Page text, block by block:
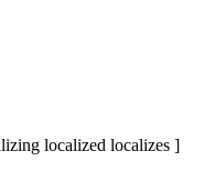
localized localizes ]